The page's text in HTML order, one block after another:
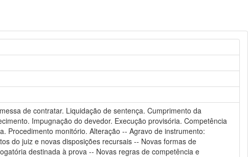
de contratar. Liquidação de sentença. Cumprimento da
Impugnação do devedor. Execução provisória. Competência
Procedimento monitório. Alteração -- Agravo de instrumento:
do juiz e novas disposições recursais -- Novas formas de
destinada à prova -- Novas regras de competência e